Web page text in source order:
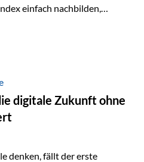
einfach nachbilden,
Fondsmanager, die
diese aktive
Mehrwert bieten.
Aktive Fonds verfolgen das
sondern gezielt
Fondsmanager
digitale Zukunft ohne
denken, fällt der erste